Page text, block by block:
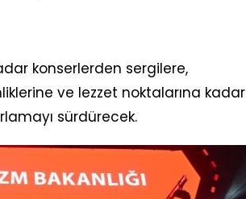
konserlerden sergilere,
ve lezzet noktalarına kadar
sürdürecek.